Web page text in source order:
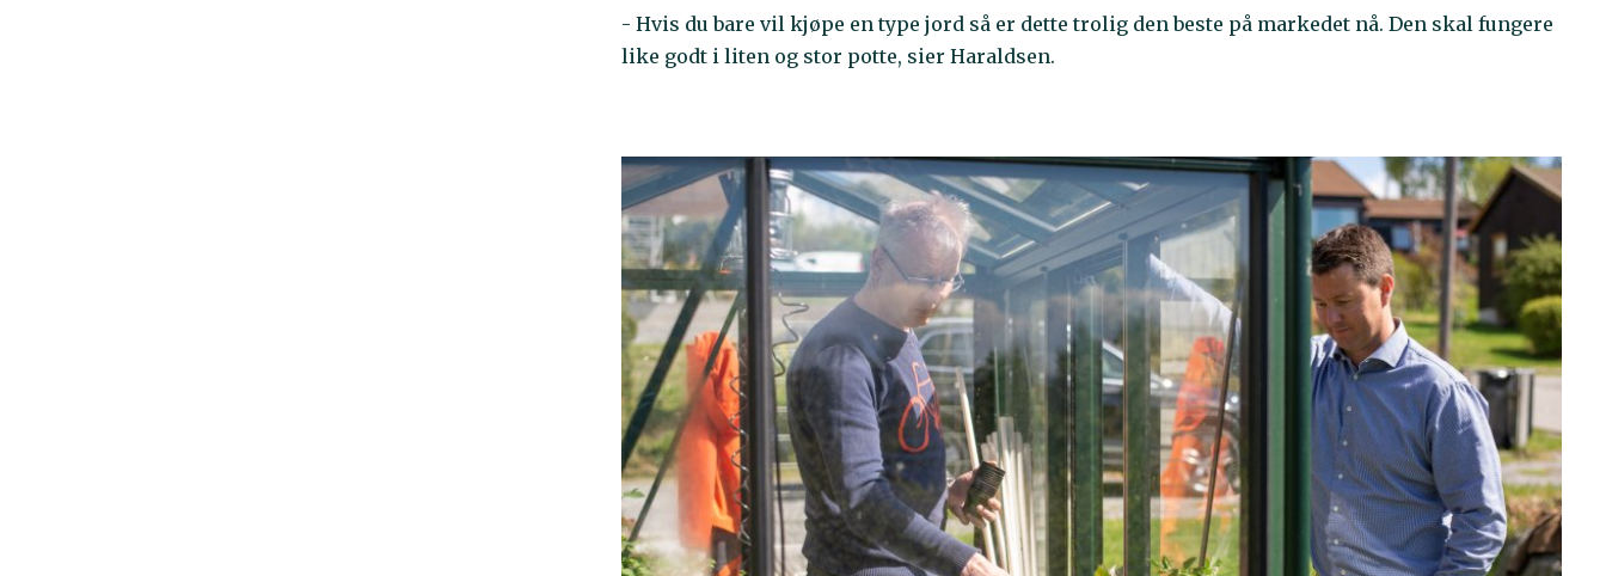
- Hvis du bare vil kjøpe en type jord så er dette trolig den beste på markedet nå. Den skal fungere
like godt i liten og stor potte, sier Haraldsen.